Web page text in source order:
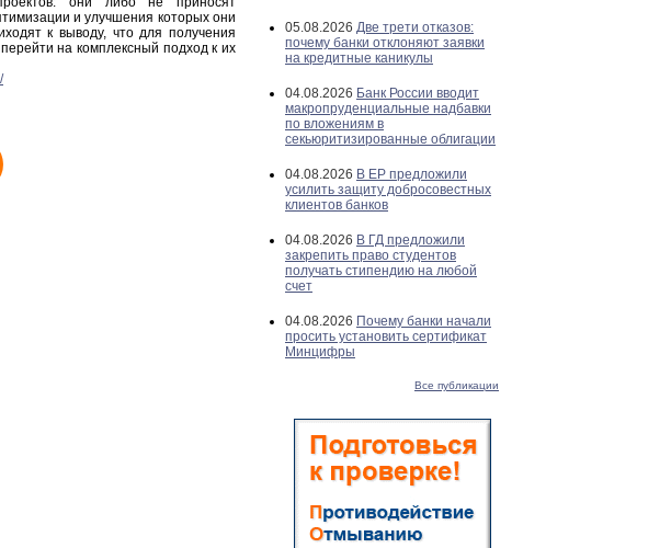
и улучшения которых они
к выводу, что для получения
на комплексный подход к их
05.08.2026 Две трети отказов:
почему банки отклоняют заявки
на кредитные каникулы
04.08.2026 Банк России вводит
макропруденциальные надбавки
по вложениям в
секьюритизированные облигации
04.08.2026 В ЕР предложили
усилить защиту добросовестных
клиентов банков
04.08.2026 В ГД предложили
закрепить право студентов
получать стипендию на любой
счет
04.08.2026 Почему банки начали
просить установить сертификат
Минцифры
Все публикации